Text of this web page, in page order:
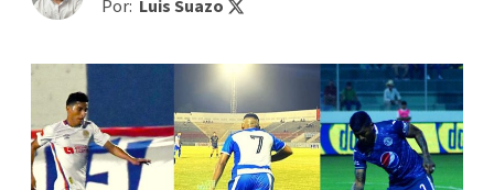
Por: Luis Suazo